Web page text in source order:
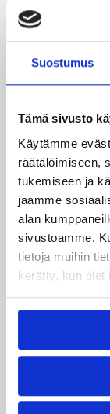
Suostumus
Tämä sivusto
Käytämme
räätälöimiseen,
tukemiseen ja
jaamme
alan
sivustoamme.
tietoja muihin
kerätty, kun olet
Miesten I
Pantterit
kolmessa
ja Pyrintö